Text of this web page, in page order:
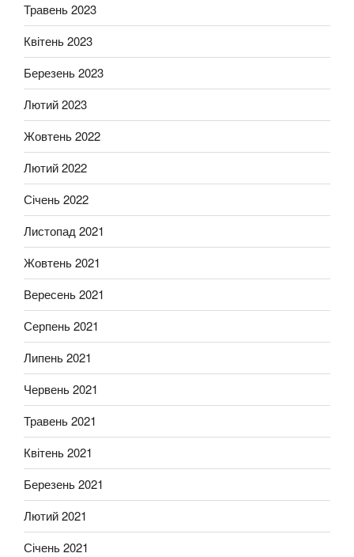
Травень 2023
Квітень 2023
Березень 2023
Лютий 2023
Жовтень 2022
Лютий 2022
Січень 2022
Листопад 2021
Жовтень 2021
Вересень 2021
Серпень 2021
Липень 2021
Червень 2021
Травень 2021
Квітень 2021
Березень 2021
Лютий 2021
Січень 2021